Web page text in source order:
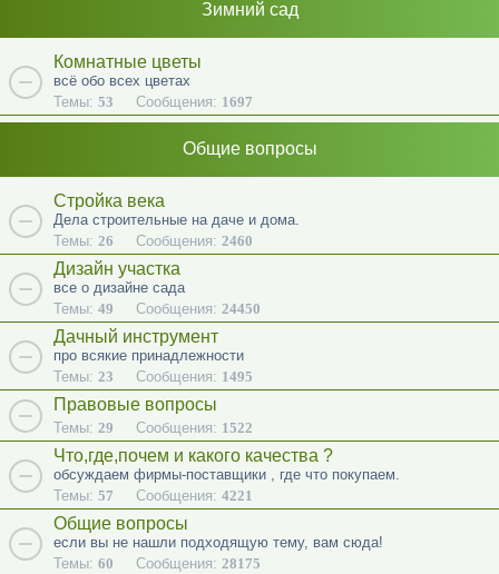
Зимний сад
Комнатные цветы
всё обо всех цветах
Темы: 53 Сообщения: 1697
Общие вопросы
Стройка века
Дела строительные на даче и дома.
Темы: 26 Сообщения: 2460
Дизайн участка
все о дизайне сада
Темы: 49 Сообщения: 24450
Дачный инструмент
про всякие принадлежности
Темы: 23 Сообщения: 1495
Правовые вопросы
Темы: 29 Сообщения: 1522
Что,где,почем и какого качества ?
обсуждаем фирмы-поставщики , где что покупаем.
Темы: 57 Сообщения: 4221
Общие вопросы
если вы не нашли подходящую тему, вам сюда!
Темы: 60 Сообщения: 28175